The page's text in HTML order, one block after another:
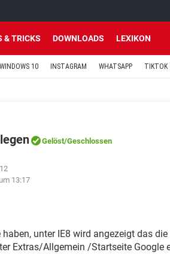
& TRICKS DOWNLOADS LEXIKON
WINDOWS 10 INSTAGRAM WHATSAPP TIKTOK
Gelöst/Geschlossen
13:17
unter IE8 wird angezeigt das die
Extras/Allgemein /Startseite Google